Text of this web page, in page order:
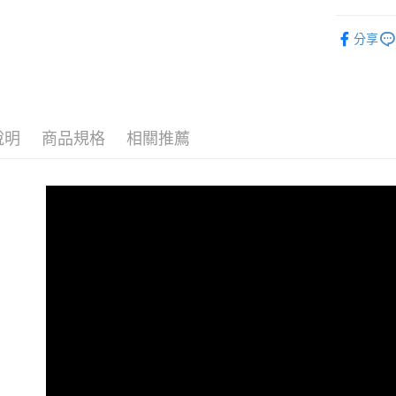
分享
明 商品規格 相關推薦